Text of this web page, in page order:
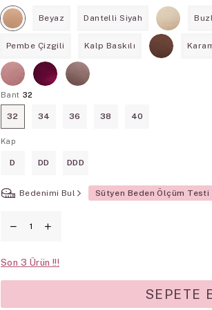
Beyaz Dantelli Siyah
Pembe Çizgili Kalp Baskılı
Bant 32
32 34 36 38 40
Kap
D DD DDD
Bedenimi Bul Sütyen Beden Ölçüm Testi
Son 3